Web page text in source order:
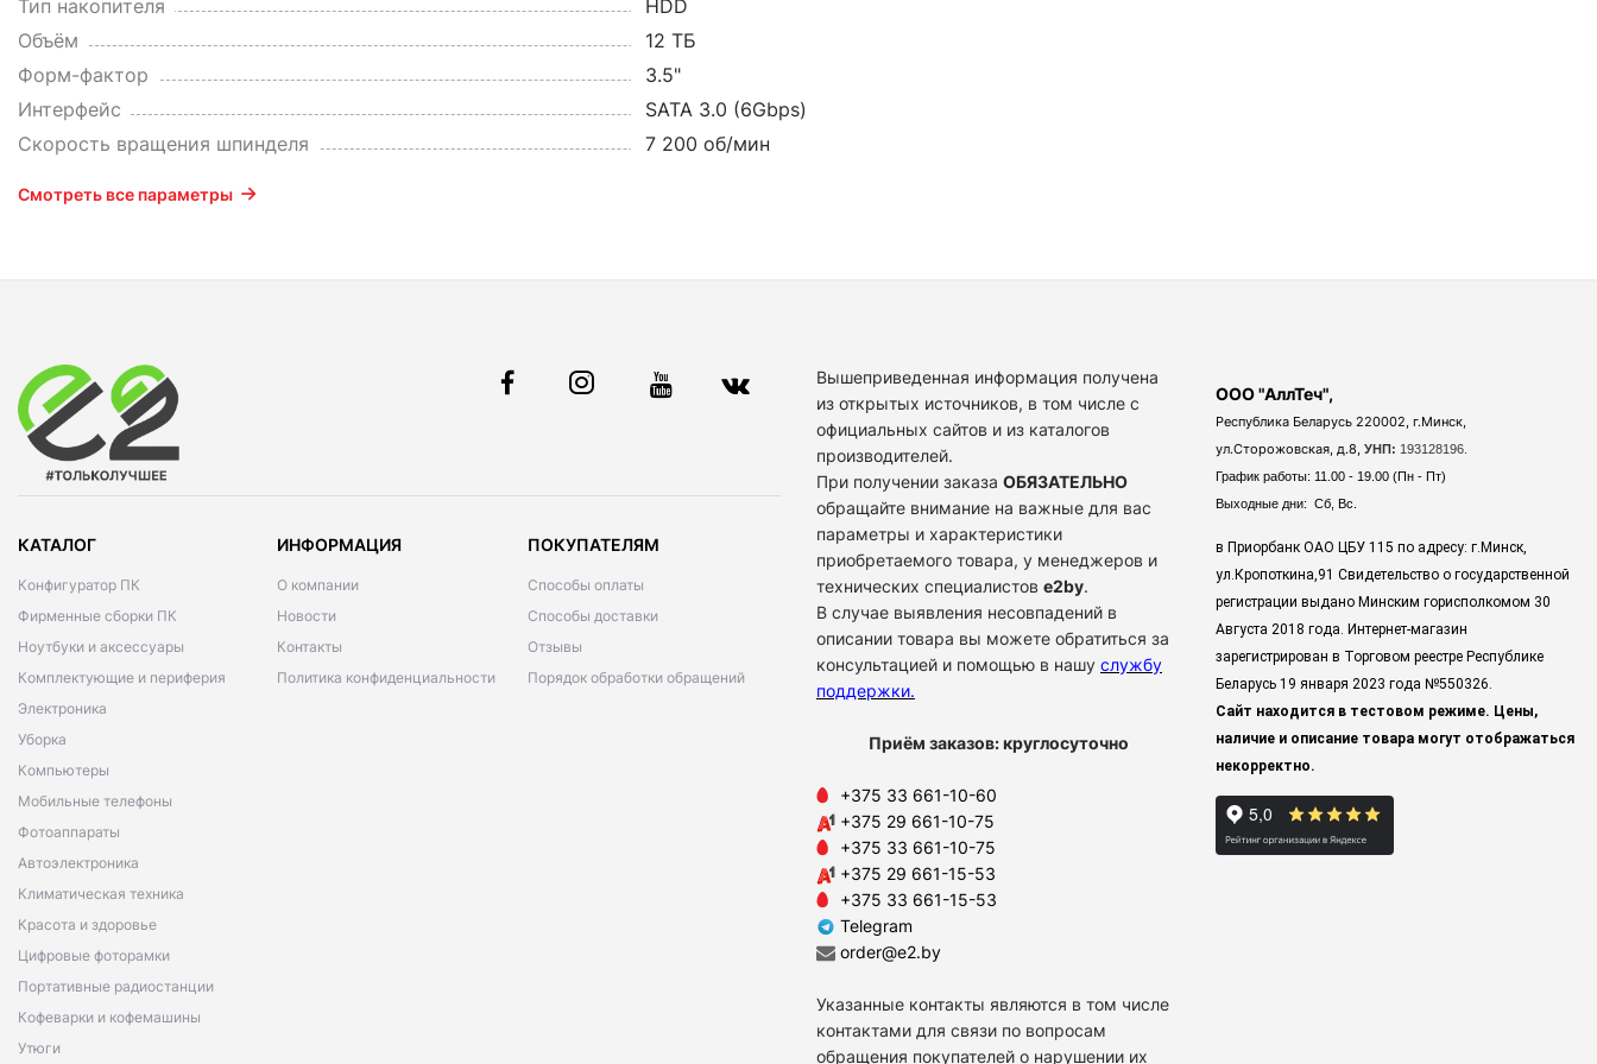
Тип накопителя
HDD
Объём
12 ТБ
Форм-фактор
3.5"
Интерфейс
SATA 3.0 (6Gbps)
Скорость вращения шпинделя
7 200 об/мин
Смотреть все параметры
КАТАЛОГ
Конфигуратор ПК
Фирменные сборки ПК
Ноутбуки и аксессуары
Комплектующие и периферия
Электроника
Уборка
Компьютеры
Мобильные телефоны
Фотоаппараты
Автоэлектроника
Климатическая техника
Красота и здоровье
Цифровые фоторамки
Портативные радиостанции
Кофеварки и кофемашины
Утюги
ИНФОРМАЦИЯ
О компании
Новости
Контакты
Политика конфиденциальности
ПОКУПАТЕЛЯМ
Способы оплаты
Способы доставки
Отзывы
Порядок обработки обращений
Вышеприведенная информация получена
из открытых источников, в том числе с
официальных сайтов и из каталогов
производителей.
При получении заказа ОБЯЗАТЕЛЬНО
обращайте внимание на важные для вас
параметры и характеристики
приобретаемого товара, у менеджеров и
технических специалистов e2by.
В случае выявления несовпадений в
описании товара вы можете обратиться за
консультацией и помощью в нашу службу
поддержки.
Приём заказов: круглосуточно
+375 33 661-10-60
+375 29 661-10-75
+375 33 661-10-75
+375 29 661-15-53
+375 33 661-15-53
Telegram
order@e2.by
Указанные контакты являются в том числе
контактами для связи по вопросам
обращения покупателей о нарушении их
ООО "АллТеч",
Республика Беларусь 220002, г.Минск,
ул.Сторожовская, д.8, УНП: 193128196.
График работы: 11.00 - 19.00 (Пн - Пт)
Выходные дни: Сб, Вс.
в Приорбанк ОАО ЦБУ 115 по адресу: г.Минск,
ул.Кропоткина,91 Свидетельство о государственной
регистрации выдано Минским горисполкомом 30
Августа 2018 года. Интернет-магазин
зарегистрирован в Торговом реестре Республике
Беларусь 19 января 2023 года №550326.
Сайт находится в тестовом режиме. Цены,
наличие и описание товара могут отображаться
некорректно.